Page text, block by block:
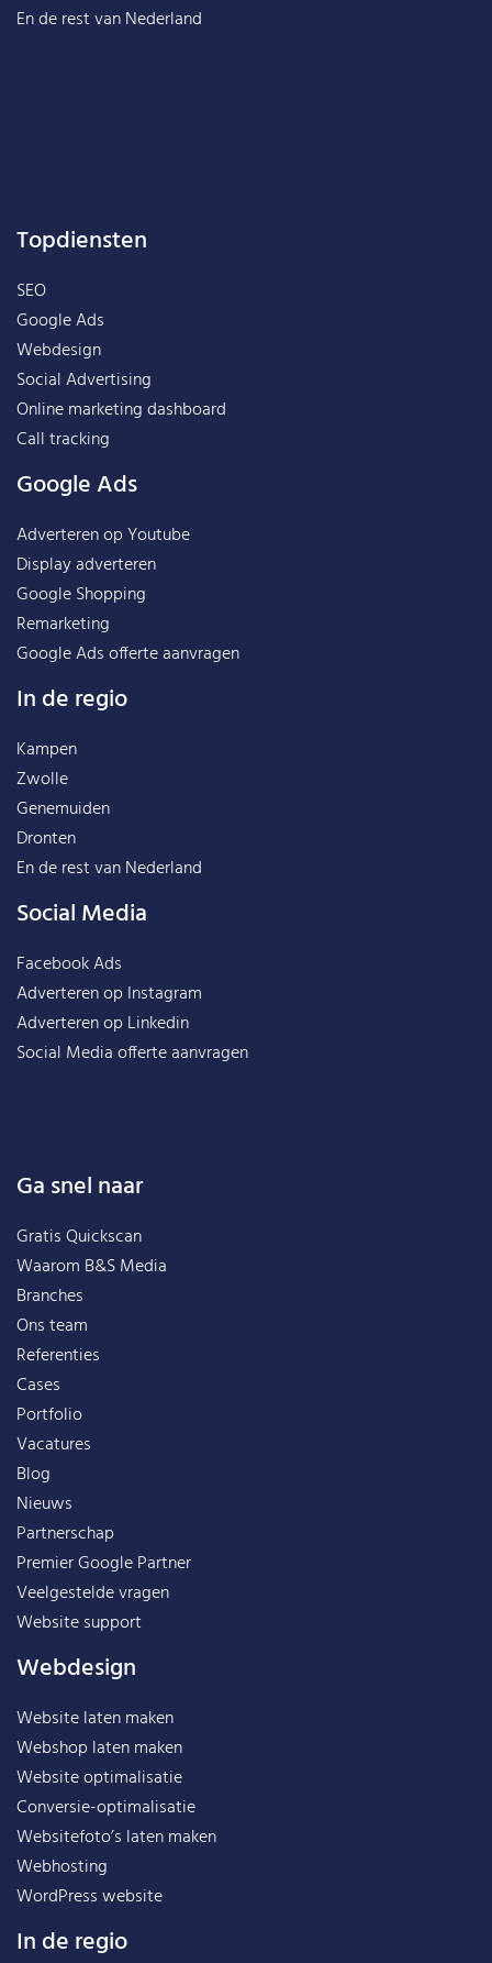
En de rest vanNederland
Topdiensten
SEO
Google Ads
Webdesign
Social Advertising
Online marketing dashboard
Call tracking
Google Ads
Adverteren op Youtube
Display adverteren
Google Shopping
Remarketing
Google Ads offerte aanvragen
In de regio
Kampen
Zwolle
Genemuiden
Dronten
En de rest vanNederland
Social Media
Facebook Ads
Adverteren op Instagram
Adverteren op Linkedin
Social Media offerte aanvragen
Ga snel naar
Gratis Quickscan
Waarom B&S Media
Branches
Ons team
Referenties
Cases
Portfolio
Vacatures
Blog
Nieuws
Partnerschap
Premier Google Partner
Veelgestelde vragen
Website support
Webdesign
Website laten maken
Webshop laten maken
Website optimalisatie
Conversie-optimalisatie
Websitefoto’s laten maken
Webhosting
WordPress website
In de regio